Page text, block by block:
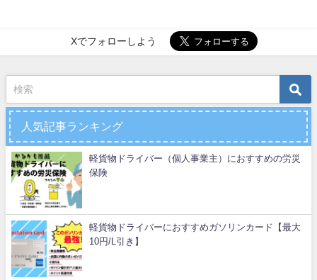
Xでフォローしよう
人気記事ランキング
軽貨物ドライバー（個人事業主）におすすめの労災
保険
軽貨物ドライバーにおすすめガソリンカード【最大
10円/L引き】